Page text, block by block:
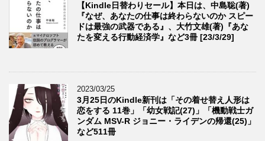
【Kindle日替わりセール】本日は、中島聡(著)
『なぜ、あなたの仕事は終わらないのか スピー
ドは最強の武器である』、大竹文雄(著)『あな
たを変える行動経済学』など3冊 [23/3/29]
2023/03/25
3月25日のKindle新刊は「その着せ替え人形は
恋をする 11巻」「幼女戦記(27)」「機動戦士ガ
ンダム MSV-R ジョニー・ライデンの帰還(25)」
など511冊